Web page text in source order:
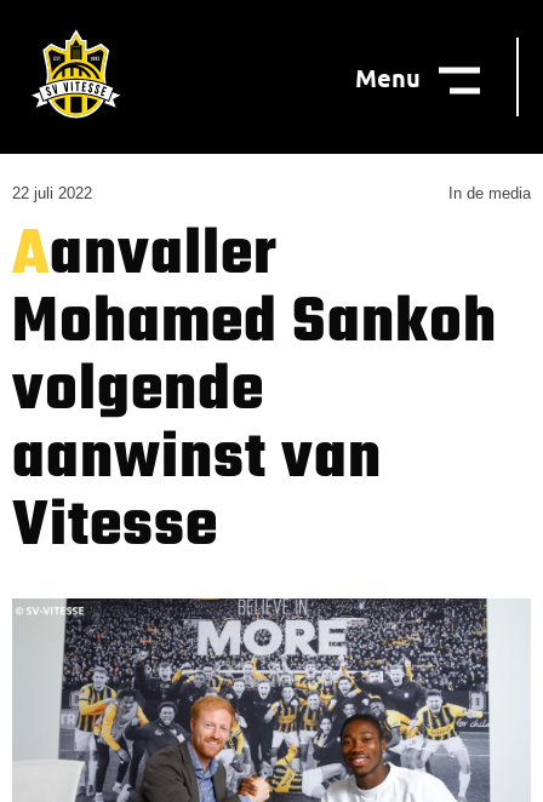
Menu
22 juli 2022 In de media
Aanvaller
Mohamed Sankoh
volgende
aanwinst van
Vitesse